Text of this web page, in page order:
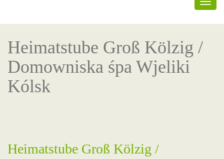
Heimatstube Groß Kölzig /
Domowniska śpa Wjeliki
Kólsk
Heimatstube Groß Kölzig /